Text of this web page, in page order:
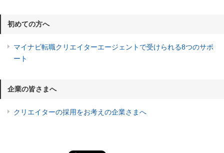
初めての方へ
マイナビ転職クリエイターエージェントで受けられる8つのサポ
ート
企業の皆さまへ
クリエイターの採用をお考えの企業さまへ